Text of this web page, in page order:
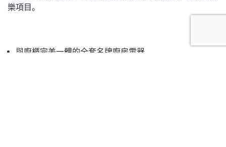
樂項目。
與廚櫃完美一體的全套名牌廚房電器